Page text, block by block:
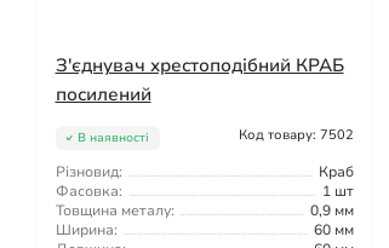
З'єднувач хрестоподібний КРАБ
посилений
В наявності Код товару: 7502
Різновид:
Краб
Фасовка:
1 шт
Товщина металу:
0,9 мм
Ширина:
60 мм